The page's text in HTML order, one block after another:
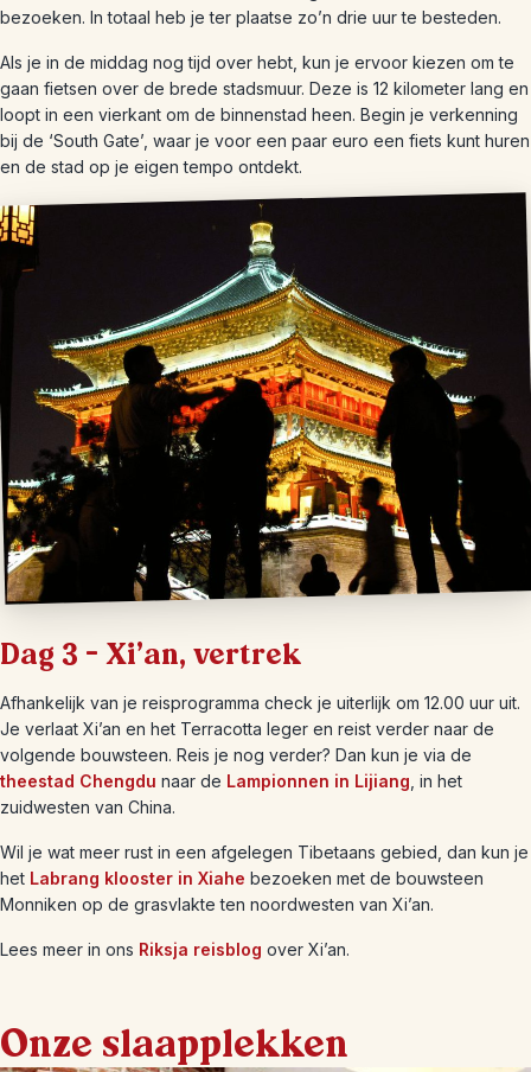
bezoeken. In totaal heb je ter plaatse zo’n drie uur te besteden.
Als je in de middag nog tijd over hebt, kun je ervoor kiezen om te
gaan fietsen over de brede stadsmuur. Deze is 12 kilometer lang en
loopt in een vierkant om de binnenstad heen. Begin je verkenning
bij de ‘South Gate’, waar je voor een paar euro een fiets kunt huren
en de stad op je eigen tempo ontdekt.
Dag 3 – Xi’an, vertrek
Afhankelijk van je reisprogramma check je uiterlijk om 12.00 uur uit.
Je verlaat Xi’an en het Terracotta leger en reist verder naar de
volgende bouwsteen. Reis je nog verder? Dan kun je via de
theestad Chengdu naar de Lampionnen in Lijiang , in het
zuidwesten van China.
Wil je wat meer rust in een afgelegen Tibetaans gebied, dan kun je
het Labrang klooster in Xiahe bezoeken met de bouwsteen
Monniken op de grasvlakte ten noordwesten van Xi’an.
Lees meer in ons Riksja reisblog over Xi’an.
Onze slaapplekken